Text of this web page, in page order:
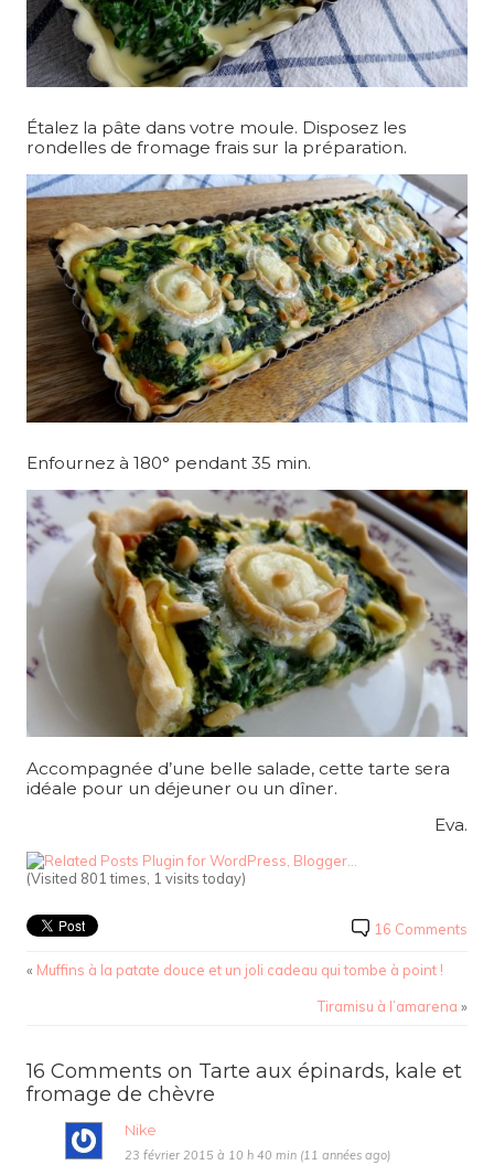
Étalez la pâte dans votre moule. Disposez les
rondelles de fromage frais sur la préparation.
Enfournez à 180° pendant 35 min.
Accompagnée d’une belle salade, cette tarte sera
idéale pour un déjeuner ou un dîner.
Eva.
(Visited 801 times, 1 visits today)
16 Comments
« Muffins à la patate douce et un joli cadeau qui tombe à point !
Tiramisu à l’amarena »
16 Comments on Tarte aux épinards, kale et
fromage de chèvre
Nike
23 février 2015 à 10 h 40 min (11 années ago)